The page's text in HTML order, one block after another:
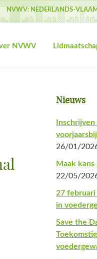
NVWV: NEDERLANDS-
NVWV
Primaire
Sidebar
Nieuws
26/01/
Maak
22/05/
27 februari
in
Save the